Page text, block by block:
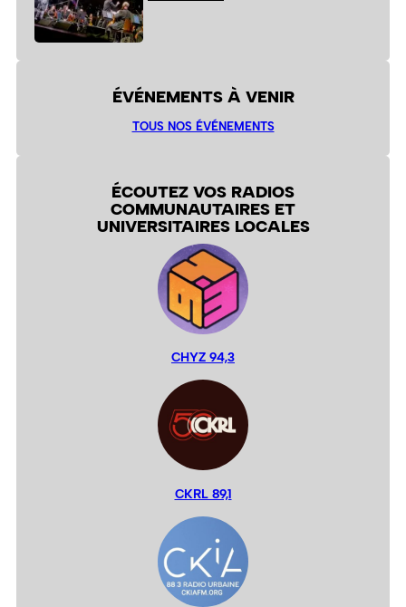
ÉVÉNEMENTS À VENIR
TOUS NOS ÉVÉNEMENTS
ÉCOUTEZ VOS RADIOS
COMMUNAUTAIRES ET
UNIVERSITAIRES LOCALES
CHYZ 94,3
CKRL 89,1